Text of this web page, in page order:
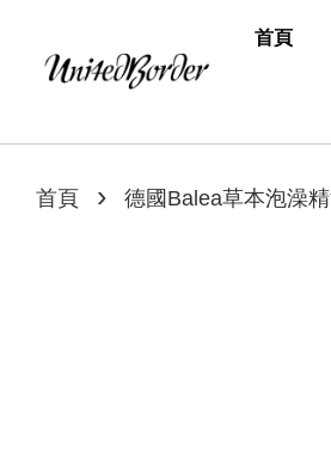
首頁
首頁 › 德國Balea草本泡澡